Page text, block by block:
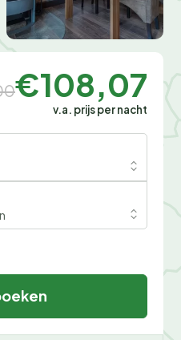
€108,07
v.a. prijs per nacht